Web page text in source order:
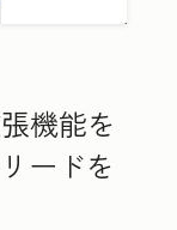
機能を
ードを